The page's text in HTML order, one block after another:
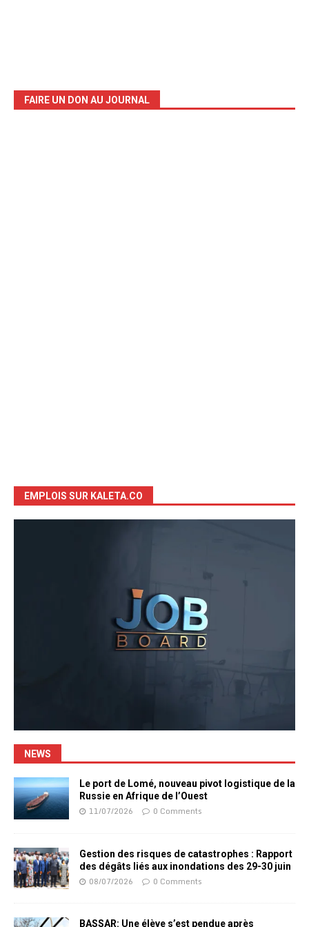
FAIRE UN DON AU JOURNAL
EMPLOIS SUR KALETA.CO
NEWS
Le port de Lomé, nouveau pivot logistique de la
Russie en Afrique de l’Ouest
11/07/2026 0 Comments
Gestion des risques de catastrophes : Rapport
des dégâts liés aux inondations des 29-30 juin
08/07/2026 0 Comments
BASSAR: Une élève s’est pendue après